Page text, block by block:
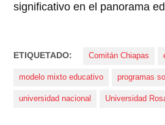
significativo en el panorama
ETIQUETADO: Comitán Chiapas
modelo mixto educativo programas
universidad nacional Universidad